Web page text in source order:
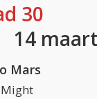
30
14
Mars
Might